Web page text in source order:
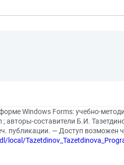
Windows Forms: учебно-
; авторы-составители Б.И.
публикации. — Доступ возможен
local/